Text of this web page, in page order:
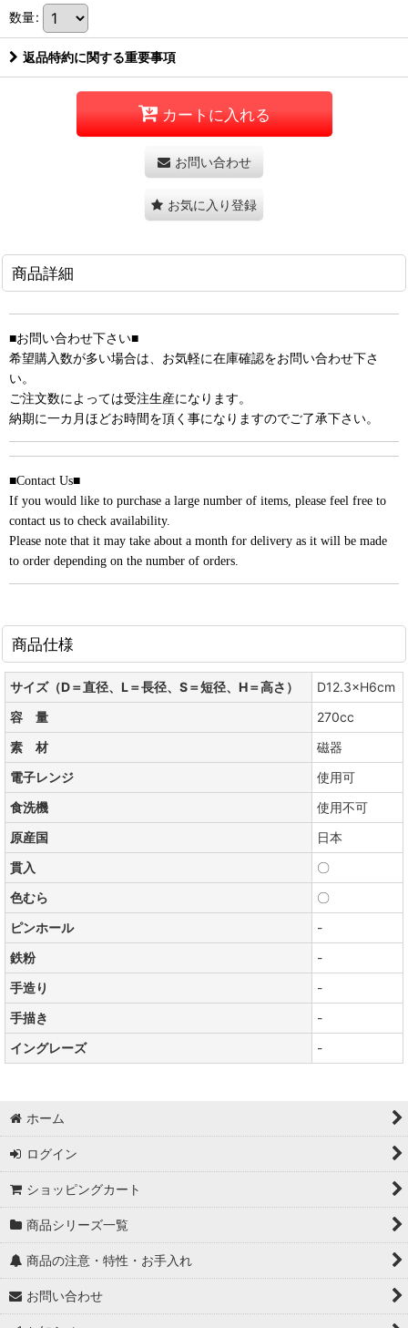
数量:
返品特約に関する重要事項
カートに入れる
お問い合わせ
お気に入り登録
商品詳細
■お問い合わせ下さい■
希望購入数が多い場合は、お気軽に在庫確認をお問い合わせ下さ
い。
ご注文数によっては受注生産になります。
納期に一カ月ほどお時間を頂く事になりますのでご了承下さい。
■Contact Us■
If you would like to purchase a large number of items, please feel free to
contact us to check availability.
Please note that it may take about a month for delivery as it will be made
to order depending on the number of orders.
商品仕様
サイズ（D＝直径、L＝長径、S＝短径、H＝高さ）
D12.3×H6cm
容 量
270cc
素 材
磁器
電子レンジ
使用可
食洗機
使用不可
原産国
日本
貫入
〇
色むら
〇
ピンホール
-
鉄粉
-
手造り
-
手描き
-
イングレーズ
-
ホーム
ログイン
ショッピングカート
商品シリーズ一覧
商品の注意・特性・お手入れ
お問い合わせ